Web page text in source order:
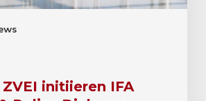
ZVEI initiieren IFA